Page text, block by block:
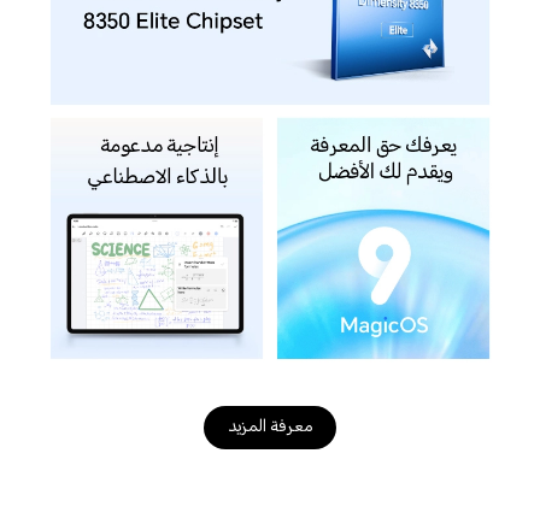
معرفة المزيد